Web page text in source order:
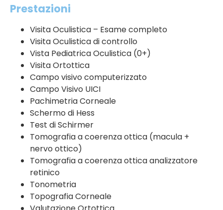
Prestazioni
Visita Oculistica – Esame completo
Visita Oculistica di controllo
Vista Pediatrica Oculistica (0+)
Visita Ortottica
Campo visivo computerizzato
Campo Visivo UICI
Pachimetria Corneale
Schermo di Hess
Test di Schirmer
Tomografia a coerenza ottica (macula +
nervo ottico)
Tomografia a coerenza ottica analizzatore
retinico
Tonometria
Topografia Corneale